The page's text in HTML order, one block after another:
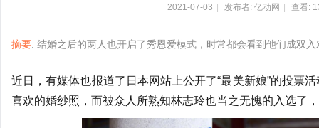
2021-07-03 发布者: 亿动网 查看:
摘要: 结婚之后的两人也开启了秀恩爱模式，时常都会看到他们成双
近日，有媒体也报道了日本网站上公开了“最美新娘”的投票
喜欢的婚纱照，而被众人所熟知林志玲也当之无愧的入选了